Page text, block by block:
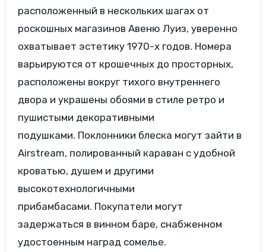
расположенный в нескольких шагах от
роскошных магазинов Авеню Луиз, уверенно
охватывает эстетику 1970-х годов. Номера
варьируются от крошечных до просторных,
расположены вокруг тихого внутреннего
двора и украшены обоями в стиле ретро и
пушистыми декоративными
подушками. Поклонники блеска могут зайти в
Airstream, полированный караван с удобной
кроватью, душем и другими
высокотехнологичными
прибамбасами. Покупатели могут
задержаться в винном баре, снабженном
удостоенным наград сомелье.